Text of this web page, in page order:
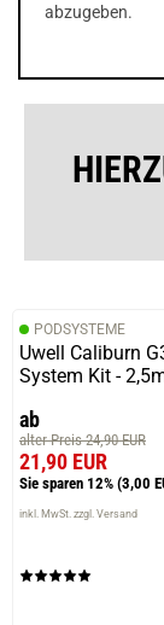
abzugeben.
PODSYSTEME
Uwell Caliburn
System Kit -
ab
alter Preis 24,90 EUR
21,90 EUR
Sie sparen 12% (3,00
inkl. MwSt. zzgl. Versand